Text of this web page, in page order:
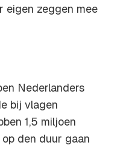
eigen zeggen mee
Nederlanders
bij vlagen
1,5 miljoen
den duur gaan